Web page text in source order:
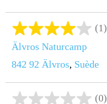
(1)
Älvros Naturcamp
842 92 Älvros, Suède
(0)